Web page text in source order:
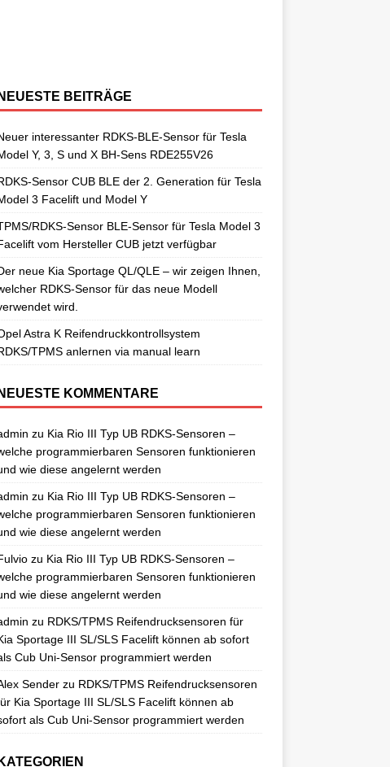
NEUESTE BEITRÄGE
interessanter RDKS-BLE-Sensor für Tesla
Y, 3, S und X BH-Sens RDE255V26
Sensor CUB BLE der 2. Generation für Tesla
3 Facelift und Model Y
RDKS-Sensor BLE-Sensor für Tesla Model 3
vom Hersteller CUB jetzt verfügbar
neue Kia Sportage QL/QLE – wir zeigen Ihnen,
RDKS-Sensor für das neue Modell
wird.
Astra K Reifendruckkontrollsystem
TPMS anlernen via manual learn
NEUESTE KOMMENTARE
zu Kia Rio III Typ UB RDKS-Sensoren –
programmierbaren Sensoren funktionieren
wie diese angelernt werden
zu Kia Rio III Typ UB RDKS-Sensoren –
programmierbaren Sensoren funktionieren
wie diese angelernt werden
zu Kia Rio III Typ UB RDKS-Sensoren –
programmierbaren Sensoren funktionieren
wie diese angelernt werden
zu RDKS/TPMS Reifendrucksensoren für
Sportage III SL/SLS Facelift können ab sofort
Cub Uni-Sensor programmiert werden
Senderzu RDKS/TPMS Reifendrucksensoren
Kia Sportage III SL/SLS Facelift können ab
als Cub Uni-Sensor programmiert werden
KATEGORIEN